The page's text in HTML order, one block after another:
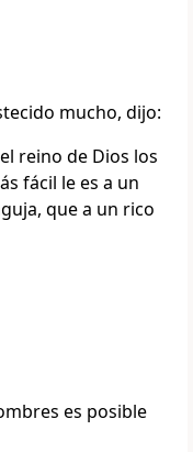
mucho, dijo:
reino de Dios los
fácil le es a un
que a un rico
es posible